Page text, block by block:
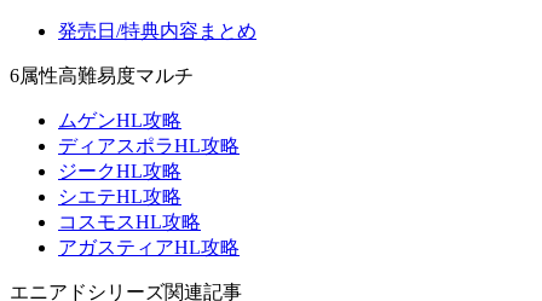
発売日/特典内容まとめ
6属性高難易度マルチ
ムゲンHL攻略
ディアスポラHL攻略
ジークHL攻略
シエテHL攻略
コスモスHL攻略
アガスティアHL攻略
エニアドシリーズ関連記事